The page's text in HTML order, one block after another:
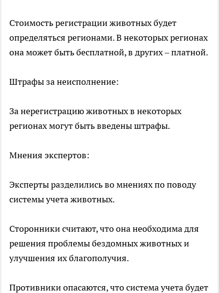
Стоимость регистрации животных будет
определяться регионами. В некоторых регионах
она может быть бесплатной, в других – платной.
Штрафы за неисполнение:
За нерегистрацию животных в некоторых
регионах могут быть введены штрафы.
Мнения экспертов:
Эксперты разделились во мнениях по поводу
системы учета животных.
Сторонники считают, что она необходима для
решения проблемы бездомных животных и
улучшения их благополучия.
Противники опасаются, что система учета будет